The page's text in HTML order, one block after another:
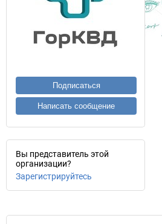
Подписаться
Написать сообщение
Вы представитель этой
организации?
Зарегистрируйтесь